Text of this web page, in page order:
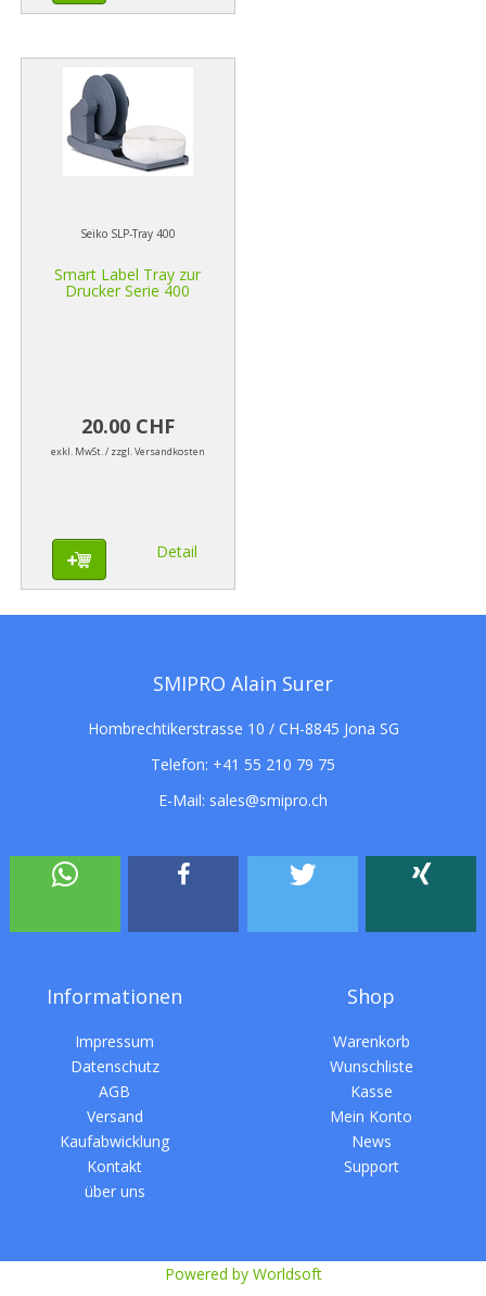
Seiko SLP-Tray 400
Smart Label Tray zur
Drucker Serie 400
20.00 CHF
exkl. MwSt. / zzgl. Versandkosten
Detail
SMIPRO Alain Surer
Hombrechtikerstrasse 10 / CH-8845 Jona SG
Telefon: +41 55 210 79 75
E-Mail: sales@smipro.ch
Informationen
Impressum
Datenschutz
AGB
Versand
Kaufabwicklung
Kontakt
über uns
Shop
Warenkorb
Wunschliste
Kasse
Mein Konto
News
Support
Powered by Worldsoft